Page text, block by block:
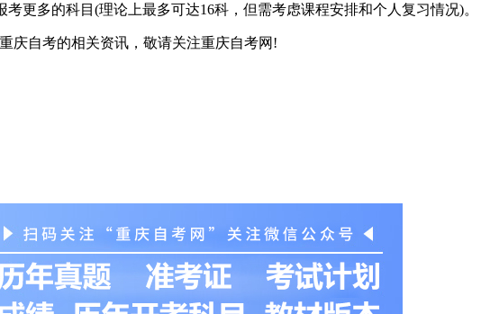
多的科目(理论上最多可达16科，但需考虑课程安排和个人复习情况)。
自考的相关资讯，敬请关注重庆自考网!